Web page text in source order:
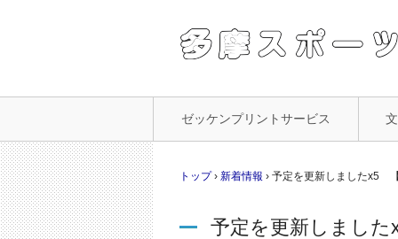
テ
ン
ツ
へ
ス
ゼッケンプリントサービス
トップ › 新着情報 › 予定を更新しましたx5
予定を更新しまし